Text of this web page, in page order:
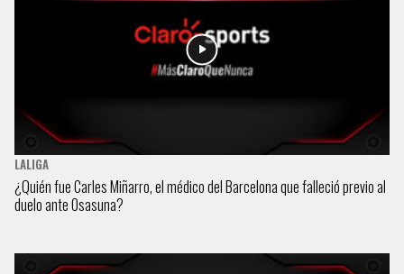
LALIGA
¿Quién fue Carles Miñarro, el médico del Barcelona que falleció previo al
duelo ante Osasuna?